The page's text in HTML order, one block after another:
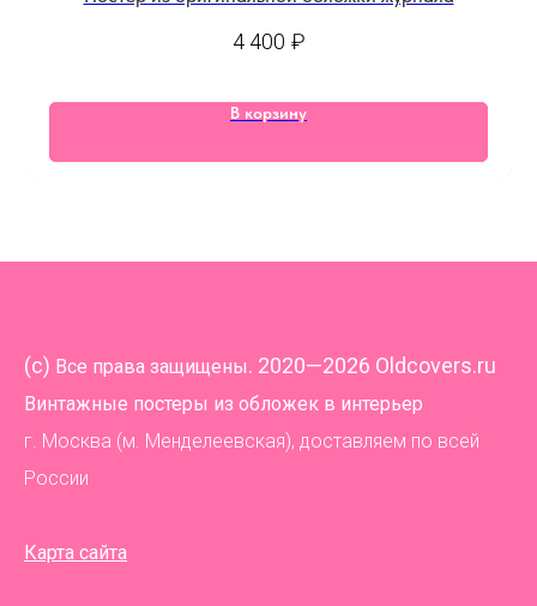
4 400 ₽
В корзину
(c) Все права защищены. 2020—2026 Oldcovers.ru
Винтажные постеры из обложек в интерьер
г. Москва (м. Менделеевская), доставляем по всей
России
Карта сайта